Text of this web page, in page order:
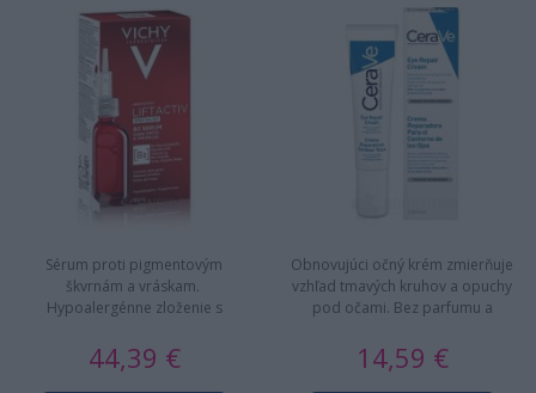
Sérum proti pigmentovým
škvrnám a vráskam.
Hypoalergénne zloženie s
pôvodu. Znižuje…
44,39 €
Obnovujúci očný krém zmierňuje
vzhľad tmavých kruhov a opuchy
pod očami. Bez parfumu a
14,59 €